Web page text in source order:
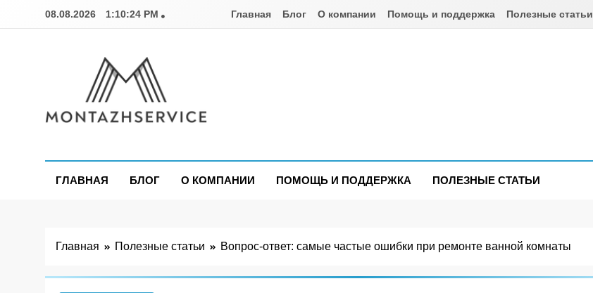
08.08.2026 1:10:25 PM Главная Блог О компании Помощь и поддержка Полезные статьи
ГЛАВНАЯ БЛОГ О КОМПАНИИ ПОМОЩЬ И ПОДДЕРЖКА ПОЛЕЗНЫЕ СТАТЬИ
Главная Полезные статьи Вопрос-ответ: самые частые ошибки при ремонте ванной комнаты